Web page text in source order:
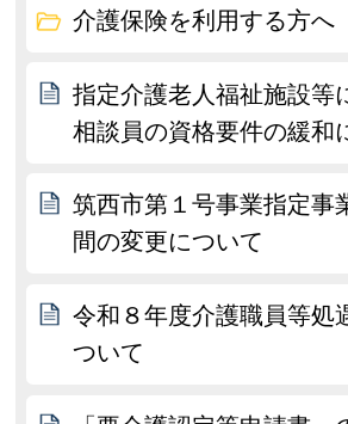
介護保険を利用する方へ
指定介護老人福祉施設等
相談員の資格要件の緩和
筑西市第１号事業指定事
間の変更について
令和８年度介護職員等処
ついて